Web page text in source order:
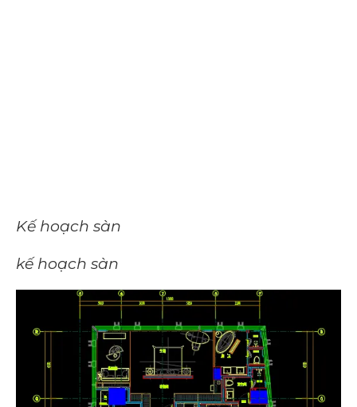
Kế hoạch sàn
kế hoạch sàn